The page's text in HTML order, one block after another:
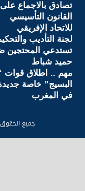
تصادق بالاجماع على
القانون التأسيسي
للاتحاد الإفريقي
لجنة التأديب
تستدعي المحتجين
حميد شباط
مهم .. اطلاق قوات
البسيج” خاصة
في المغرب
جميع الحقوق